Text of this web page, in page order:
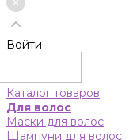
Войти
Каталог товаров
Для волос
Маски для волос
Шампуни для волос